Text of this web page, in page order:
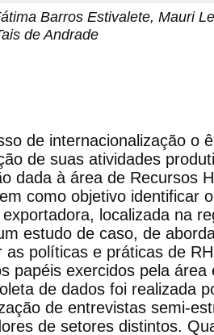
Barros Estivalete, Mauri
de Andrade
de internacionalização o
de suas atividades
dada à área de Recursos
como objetivo identificar
localizada na
estudo de caso, de
as políticas e práticas de
papéis exercidos pela
de dados foi realizada
de entrevistas semi-
de setores distintos.